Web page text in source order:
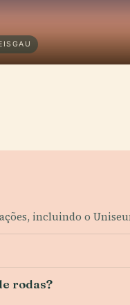
incluindo o
rodas?